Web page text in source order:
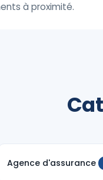
à proximité.
Agence d'assurance